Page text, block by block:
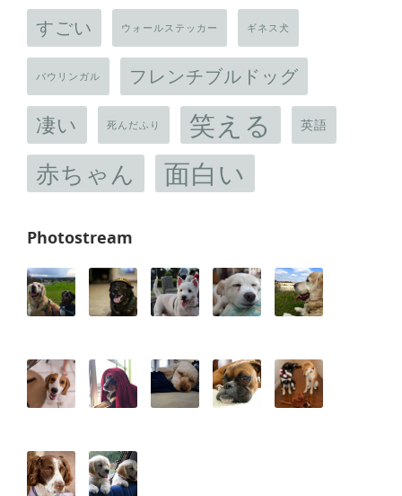
すごい ウォールステッカー ギネス犬
バウリンガル フレンチブルドッグ
凄い 死んだふり 笑える 英語
赤ちゃん 面白い
Photostream